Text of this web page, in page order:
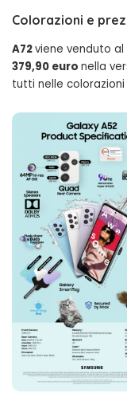
Colorazioni e
A72viene venduto
379,90 euro nella
tutti nelle